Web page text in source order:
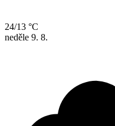
24/13 °C
neděle 9. 8.